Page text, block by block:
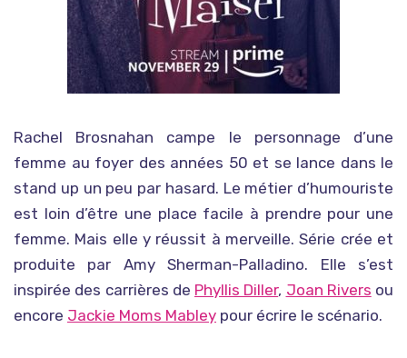
Rachel Brosnahan campe le personnage d’une
femme au foyer des années 50 et se lance dans le
stand up un peu par hasard. Le métier d’humouriste
est loin d’être une place facile à prendre pour une
femme. Mais elle y réussit à merveille.Série crée et
produite par Amy Sherman-Palladino. Elle s’est
inspirée des carrières de Phyllis Diller, Joan Rivers ou
encore Jackie Moms Mabley pour écrire le scénario.